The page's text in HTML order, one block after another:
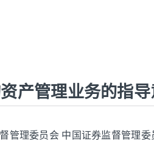
产管理业务的指
管理委员会 中国证券监督管理